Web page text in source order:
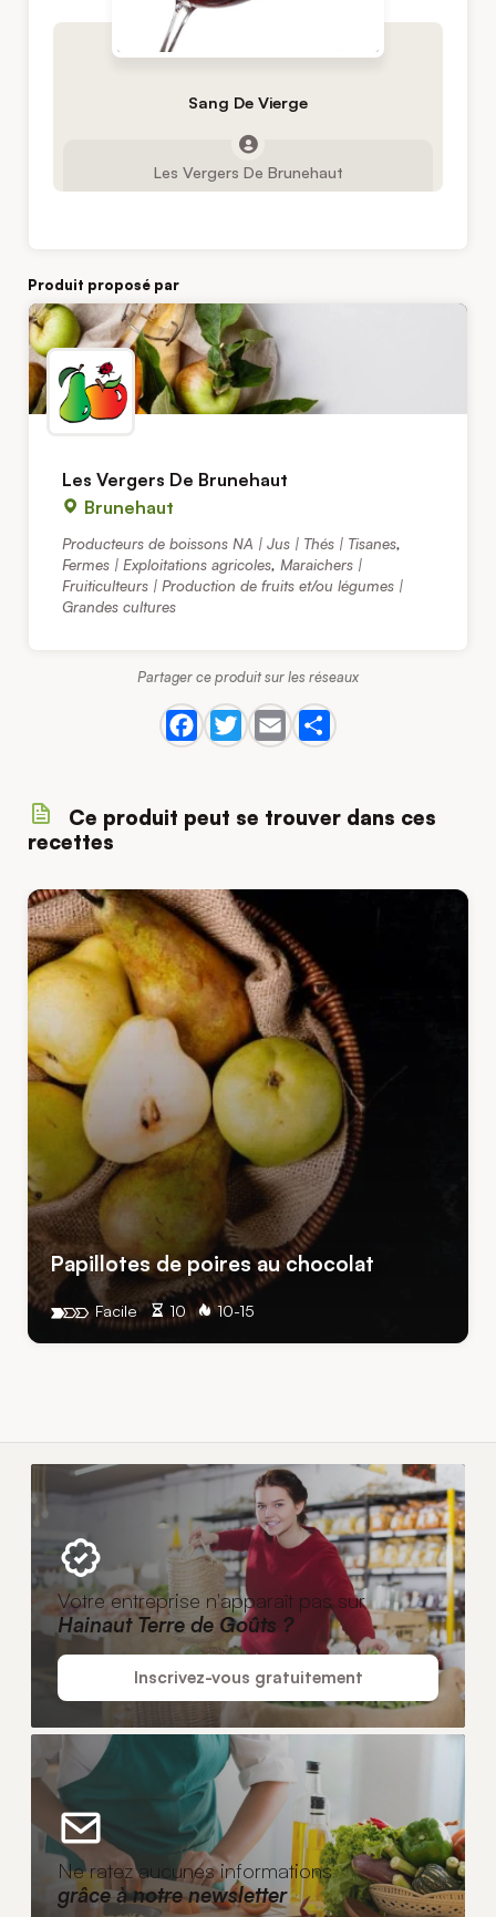
Sang De Vierge
Les Vergers De Brunehaut
Produit proposé par
Les Vergers De Brunehaut
Brunehaut
Producteurs de boissons NA | Jus | Thés | Tisanes,
Fermes | Exploitations agricoles, Maraichers |
Fruiticulteurs | Production de fruits et/ou légumes |
Grandes cultures
Partager ce produit sur les réseaux
Ce produit peut se trouver dans ces
recettes
Papillotes de poires au chocolat
10 10-15
Facile
Votre entreprise n'apparaît pas sur
Hainaut Terre de Goûts ?
Inscrivez-vous gratuitement
Ne ratez aucunes informations
grâce à notre newsletter